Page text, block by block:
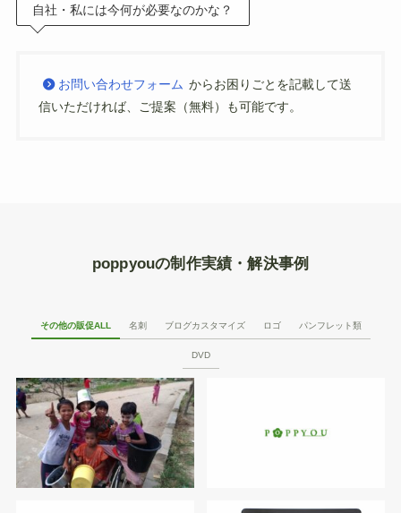
自社・私には今何が必要なのかな？
お問い合わせフォーム からお困りごとを記載して送
信いただければ、ご提案（無料）も可能です。
poppyouの制作実績・解決事例
その他の販促ALL 名刺 ブログカスタマイズ ロゴ パンフレット類
DVD